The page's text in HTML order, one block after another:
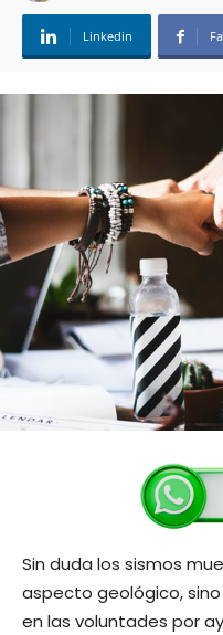
Linkedin
Sin duda los sismos
aspecto geológico,
en las voluntades por